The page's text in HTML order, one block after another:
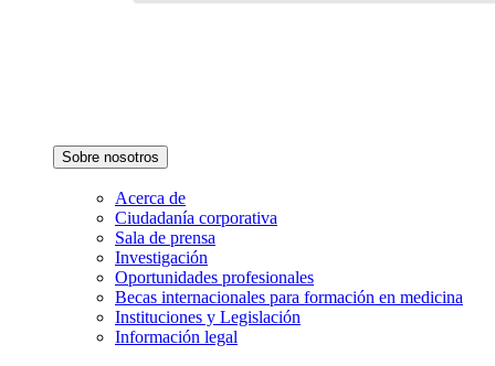
Sobre nosotros
Acerca de
Ciudadanía corporativa
Sala de prensa
Investigación
Oportunidades profesionales
Becas internacionales para formación en medicina
Instituciones y Legislación
Información legal